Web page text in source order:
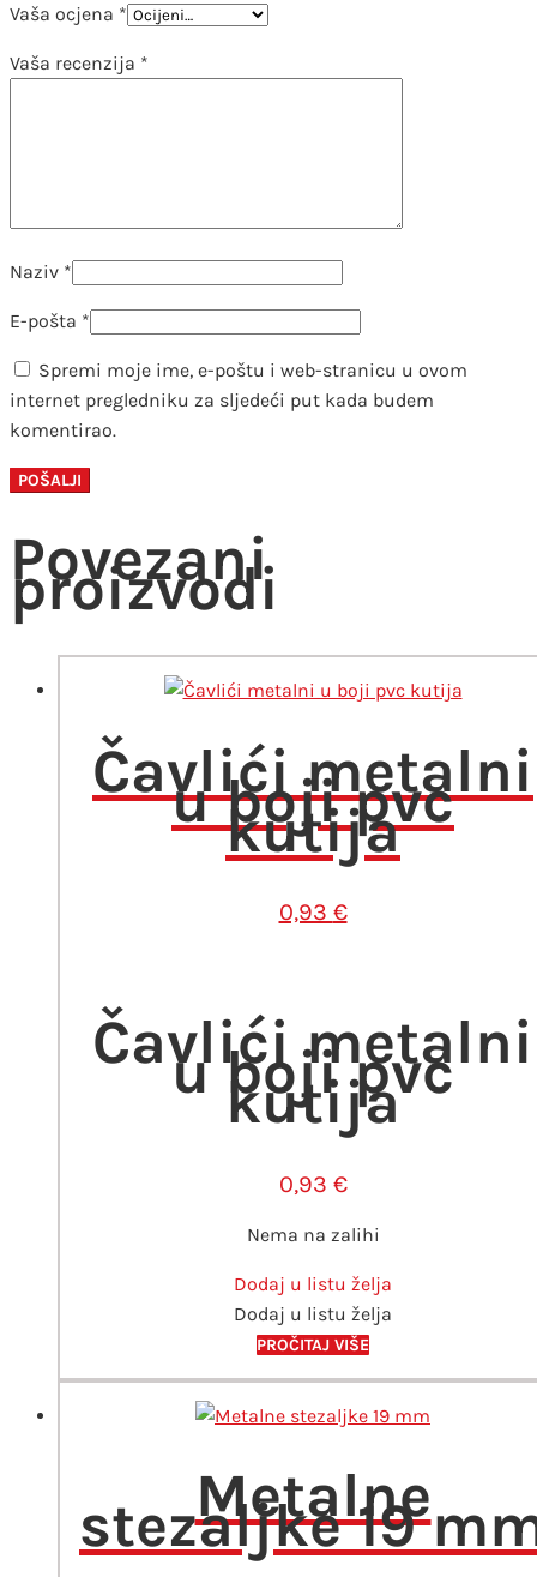
Vaša ocjena *
Vaša recenzija *
Naziv *
E-pošta *
Spremi moje ime, e-poštu i web-stranicu u ovom
internet pregledniku za sljedeći put kada budem
komentirao.
Povezani
proizvodi
Čavlići metalni
u boji pvc
kutija
0,93 €
Čavlići metalni
u boji pvc
kutija
0,93 €
Nema na zalihi
Dodaj u listu želja
Dodaj u listu želja
PROČITAJ VIŠE
Metalne
stezaljke 19